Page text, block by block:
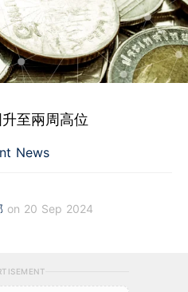
至兩周高位
News
on 20 Sep 2024